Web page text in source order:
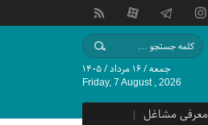
جمعه / ۱۶ مرداد / ۱۴۰۵
Friday, 7 August , 2026
معرفی مشاغل